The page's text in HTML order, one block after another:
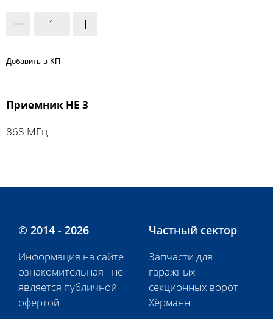
Добавить в КП
Приемник HE 3
868 MГц
© 2014 - 2026
Информация на сайте
ознакомительная - не
является публичной
офертой
Частный сектор
Запчасти для
гаражных
секционных ворот
Хёрманн